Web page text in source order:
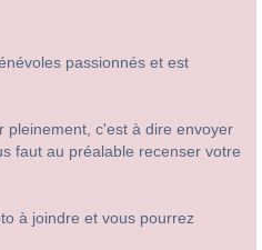
passionnés et est
pleinement, c'est à dire envoyer
faut au préalable recenser votre
à joindre et vous pourrez